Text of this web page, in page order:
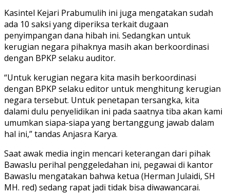
Kasintel Kejari Prabumulih ini juga mengatakan sudah
ada 10 saksi yang diperiksa terkait dugaan
penyimpangan dana hibah ini. Sedangkan untuk
kerugian negara pihaknya masih akan berkoordinasi
dengan BPKP selaku auditor.
“Untuk kerugian negara kita masih berkoordinasi
dengan BPKP selaku editor untuk menghitung kerugian
negara tersebut. Untuk penetapan tersangka, kita
dalami dulu penyelidikan ini pada saatnya tiba akan kami
umumkan siapa-siapa yang bertanggung jawab dalam
hal ini,” tandas Anjasra Karya.
Saat awak media ingin mencari keterangan dari pihak
Bawaslu perihal penggeledahan ini, pegawai di kantor
Bawaslu mengatakan bahwa ketua (Herman Julaidi, SH
MH. red) sedang rapat jadi tidak bisa diwawancarai.